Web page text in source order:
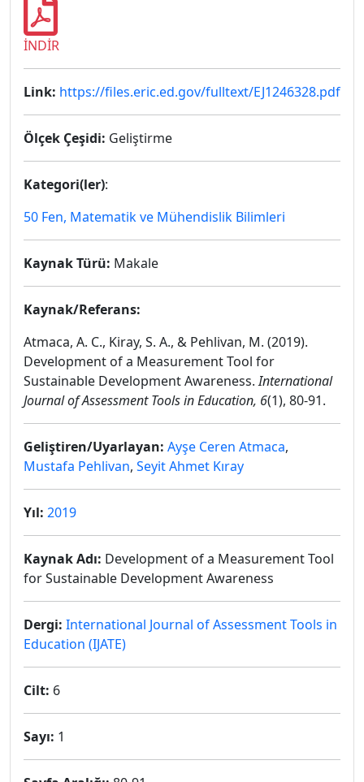
İNDİR
Link: https://files.eric.ed.gov/fulltext/EJ1246328.pdf
Ölçek Çeşidi: Geliştirme
Kategori(ler):
50 Fen, Matematik ve Mühendislik Bilimleri
Kaynak Türü: Makale
Kaynak/Referans:
Atmaca, A. C., Kiray, S. A., & Pehlivan, M. (2019).
Development of a Measurement Tool for
Sustainable Development Awareness.International
Journal of Assessment Tools in Education, 6(1), 80-91.
Geliştiren/Uyarlayan: Ayşe Ceren Atmaca,
Mustafa Pehlivan, Seyit Ahmet Kıray
Yıl: 2019
Kaynak Adı: Development of a Measurement Tool
for Sustainable Development Awareness
Dergi: International Journal of Assessment Tools in
Education (IJATE)
Cilt: 6
Sayı: 1